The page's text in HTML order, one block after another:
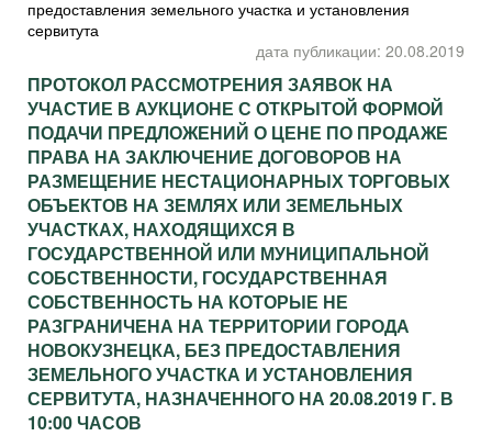
предоставления земельного участка и установления
сервитута
дата публикации: 20.08.2019
ПРОТОКОЛ РАССМОТРЕНИЯ ЗАЯВОК НА
УЧАСТИЕ В АУКЦИОНЕ С ОТКРЫТОЙ ФОРМОЙ
ПОДАЧИ ПРЕДЛОЖЕНИЙ О ЦЕНЕ ПО ПРОДАЖЕ
ПРАВА НА ЗАКЛЮЧЕНИЕ ДОГОВОРОВ НА
РАЗМЕЩЕНИЕ НЕСТАЦИОНАРНЫХ ТОРГОВЫХ
ОБЪЕКТОВ НА ЗЕМЛЯХ ИЛИ ЗЕМЕЛЬНЫХ
УЧАСТКАХ, НАХОДЯЩИХСЯ В
ГОСУДАРСТВЕННОЙ ИЛИ МУНИЦИПАЛЬНОЙ
СОБСТВЕННОСТИ, ГОСУДАРСТВЕННАЯ
СОБСТВЕННОСТЬ НА КОТОРЫЕ НЕ
РАЗГРАНИЧЕНА НА ТЕРРИТОРИИ ГОРОДА
НОВОКУЗНЕЦКА, БЕЗ ПРЕДОСТАВЛЕНИЯ
ЗЕМЕЛЬНОГО УЧАСТКА И УСТАНОВЛЕНИЯ
СЕРВИТУТА, НАЗНАЧЕННОГО НА 20.08.2019 Г. В
10:00 ЧАСОВ